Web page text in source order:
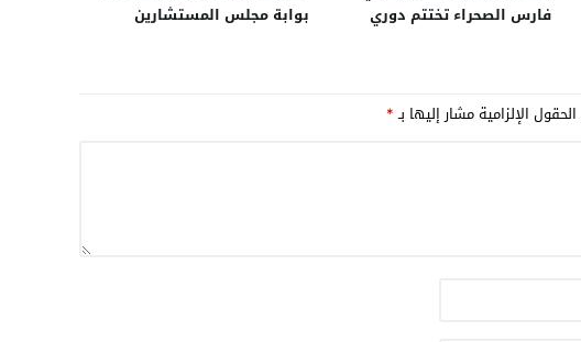
فارس الصحراء تختتم دوري
بوابة مجلس المستشارين
الحقول الإلزامية مشار إليها بـ*